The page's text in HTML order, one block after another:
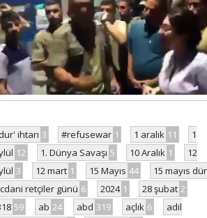
ihtarı 3 #refusewar 1 1 aralık 11
1
12 1. Dünya Savaşı 5 10 Aralık 1
12
3 12 mart 1 15 Mayıs 44
15 mayıs
retçiler günü 6 2024 1 28 şubat 2
59 ab 24 abd 319 açlık 6
adil